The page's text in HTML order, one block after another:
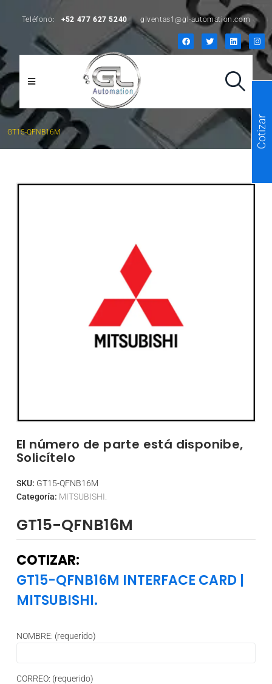
Teléfono: +52 477 627 5240 glventas1@gl-automation.com
GT15-QFNB16M
El número de parte está disponibe,
Solicítelo
SKU: GT15-QFNB16M
Categoría: MITSUBISHI.
GT15-QFNB16M
COTIZAR:
GT15-QFNB16M INTERFACE CARD |
MITSUBISHI.
NOMBRE: (requerido)
CORREO: (requerido)
Cotizar